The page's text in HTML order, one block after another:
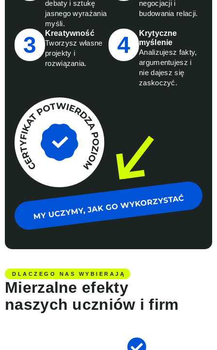
debaty i sztukę
jasnego wyrażania
myśli.
negocjacji i
budowania relacji.
3
Kreatywność
Tworzysz własne
projekty i
rozwiązania.
4
Krytyczne
myślenie
Analizujesz fakty,
argumentujesz i
nie dajesz się
zaskoczyć.
DLACZEGO NAS WYBIERAJĄ
Mierzalne efekty
naszych uczniów i firm